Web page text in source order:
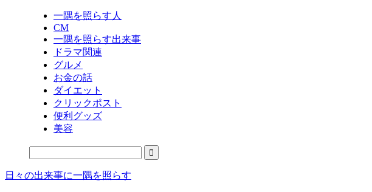
一隅を照らす人
CM
一隅を照らす出来事
ドラマ関連
グルメ
お金の話
ダイエット
クリックポスト
便利グッズ
美容
日々の出来事に一隅を照らす